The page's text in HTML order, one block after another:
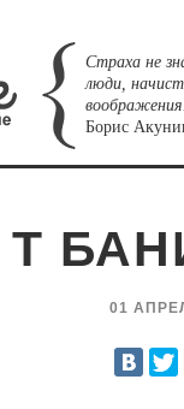
Страха не
люди,
воображения.
Борис
Т
01